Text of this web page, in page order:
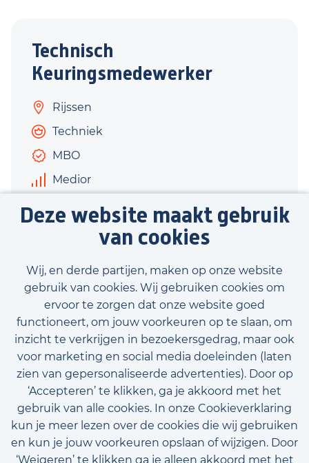
Deze website maakt gebruik
van cookies
Wij, en derde partijen, maken op onze website
gebruik van cookies. Wij gebruiken cookies om
ervoor te zorgen dat onze website goed
functioneert, om jouw voorkeuren op te slaan, om
inzicht te verkrijgen in bezoekersgedrag, maar ook
voor marketing en social media doeleinden (laten
zien van gepersonaliseerde advertenties). Door op
‘Accepteren’ te klikken, ga je akkoord met het
gebruik van alle cookies. In onze Cookieverklaring
kun je meer lezen over de cookies die wij gebruiken
en kun je jouw voorkeuren opslaan of wijzigen. Door
‘Weigeren’ te klikken ga je alleen akkoord met het
Technisch
Keuringsmedewerker
Rijssen
Techniek
MBO
Medior
€3.400 - €3.800
Bekijk vacature
Bekijk onze beschikbare vacatures